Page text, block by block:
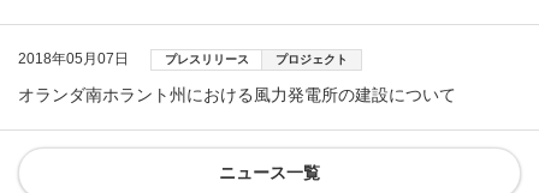
2018年05月07日 プレスリリース プロジェクト
オランダ南ホラント州における風力発電所の建設について
ニュース一覧